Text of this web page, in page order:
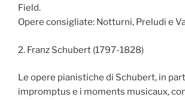
Field.
Opere consigliate: Notturni, Preludi e
2. Franz Schubert (1797-1828)
Le opere pianistiche di Schubert, in
impromptus e i moments musicaux,